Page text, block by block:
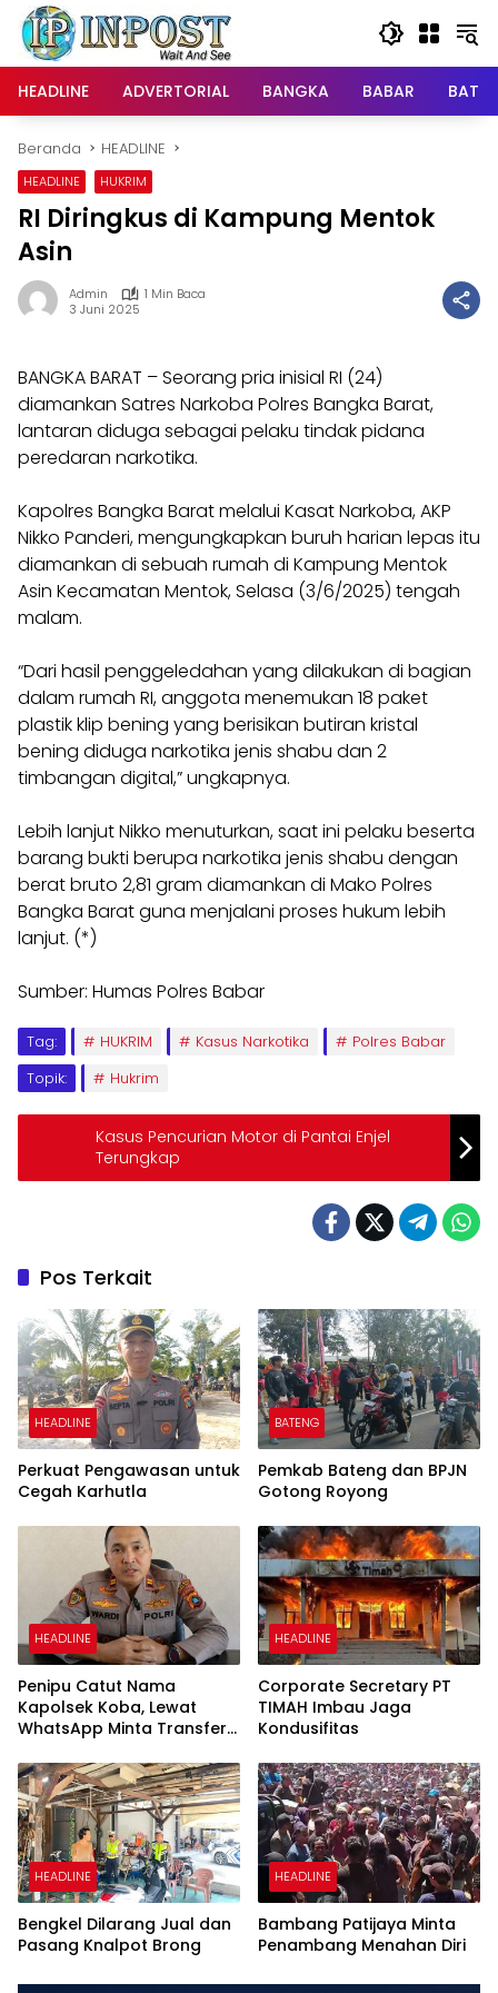
Langsung
konten
HEADLINE
ADVERTORIAL BANGKA BABAR
Beranda HEADLINE
HEADLINE HUKRIM
RI Diringkus di Kampung Mentok
Asin
Admin
1 Min Baca
3 Juni 2025
BANGKA BARAT – Seorang pria inisial RI (24)
diamankan Satres Narkoba Polres Bangka Barat,
lantaran diduga sebagai pelaku tindak pidana
peredaran narkotika.
Kapolres Bangka Barat melalui Kasat Narkoba, AKP
Nikko Panderi, mengungkapkan buruh harian lepas itu
diamankan di sebuah rumah di Kampung Mentok
Asin Kecamatan Mentok, Selasa (3/6/2025) tengah
malam.
“Dari hasil penggeledahan yang dilakukan di bagian
dalam rumah RI, anggota menemukan 18 paket
plastik klip bening yang berisikan butiran kristal
bening diduga narkotika jenis shabu dan 2
timbangan digital,” ungkapnya.
Lebih lanjut Nikko menuturkan, saat ini pelaku beserta
barang bukti berupa narkotika jenis shabu dengan
berat bruto 2,81 gram diamankan di Mako Polres
Bangka Barat guna menjalani proses hukum lebih
lanjut. (*)
Sumber: Humas Polres Babar
Tag: HUKRIM Kasus Narkotika
Polres Babar
Topik:
Hukrim
Kasus Pencurian Motor di Pantai Enjel
Terungkap
Pos Terkait
HEADLINE
Perkuat Pengawasan untuk
Cegah Karhutla
BATENG
Pemkab Bateng dan BPJN
Gotong Royong
HEADLINE
Penipu Catut Nama
Kapolsek Koba, Lewat
WhatsApp Minta Transfer
HEADLINE
Corporate Secretary PT
TIMAH Imbau Jaga
Kondusifitas
HEADLINE
Bengkel Dilarang Jual dan
Pasang Knalpot Brong
HEADLINE
Bambang Patijaya Minta
Penambang Menahan Diri